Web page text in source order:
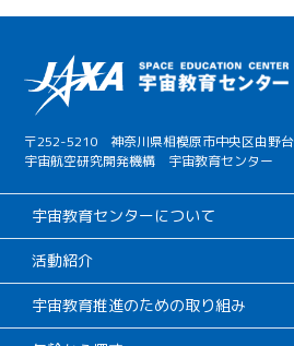
〒252-5210 神奈川県相模原市中央区由野
宇宙航空研究開発機構 宇宙教育センター
宇宙教育センターについて
活動紹介
宇宙教育推進のための取り組み